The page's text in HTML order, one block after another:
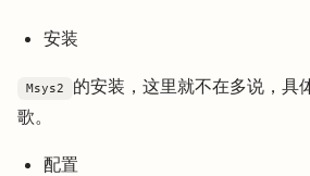
安装
Msys2
的安装，这里就不在多说，具
歌。
配置